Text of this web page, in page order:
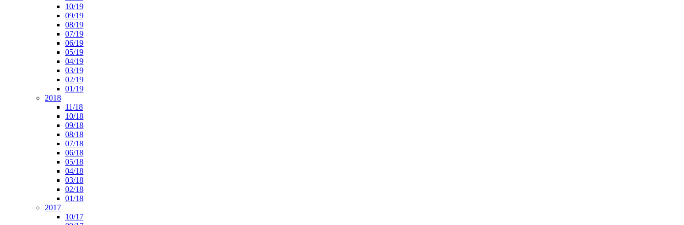
10/19
09/19
08/19
07/19
06/19
05/19
04/19
03/19
02/19
01/19
2018
11/18
10/18
09/18
08/18
07/18
06/18
05/18
04/18
03/18
02/18
01/18
2017
10/17